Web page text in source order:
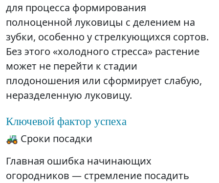
для процесса формирования
полноценной луковицы с делением на
зубки, особенно у стрелкующихся сортов.
Без этого «холодного стресса» растение
может не перейти к стадии
плодоношения или сформирует слабую,
неразделенную луковицу.
Ключевой фактор успеха
🚜 Сроки посадки
Главная ошибка начинающих
огородников — стремление посадить